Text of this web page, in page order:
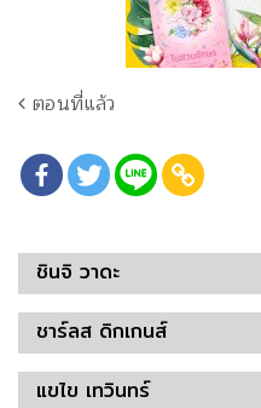
ตอนที่แล้ว
ชินจิ วาดะ
ชาร์ลส ดิกเกนส์
แขไข เทวินทร์